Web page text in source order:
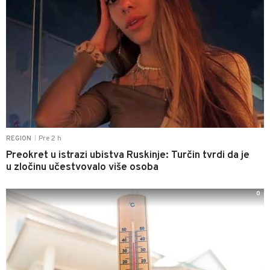
REGION Pre 2 h
Preokret u istrazi ubistva Ruskinje: Turčin tvrdi da je
u zločinu učestvovalo više osoba
0